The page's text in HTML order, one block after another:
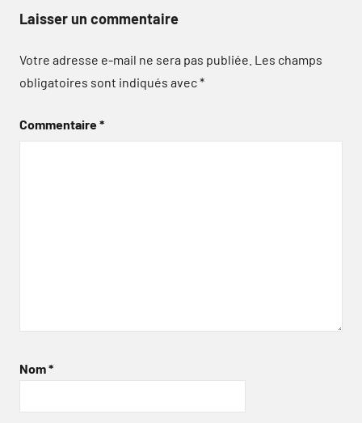
Laisser un commentaire
Votre adresse e-mail ne sera pas publiée. Les champs
obligatoires sont indiqués avec*
Commentaire*
Nom*